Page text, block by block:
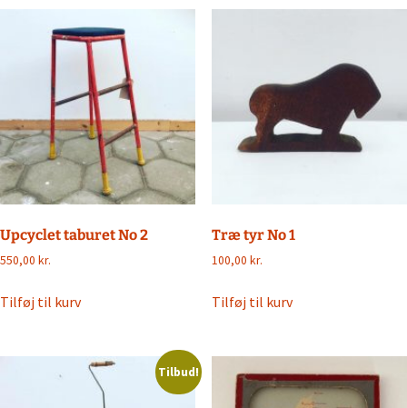
Upcyclet taburet No 2
550,00 kr.
Tilføj til kurv
Træ tyr No 1
100,00 kr.
Tilføj til kurv
Tilbud!